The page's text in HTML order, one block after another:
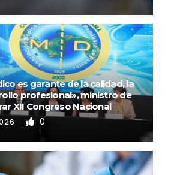
es garante de la calidad, la
profesional», ministro de
XII Congreso Nacional
0